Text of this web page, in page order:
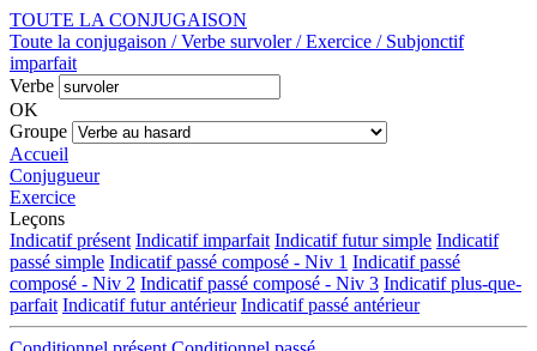
TOUTE LA CONJUGAISON
Toute la conjugaison / Verbe survoler / Exercice / Subjonctif
imparfait
Verbe
OK
Groupe
Accueil
Conjugueur
Exercice
Leçons
Indicatif présent Indicatif imparfait Indicatif futur simple Indicatif
passé simple Indicatif passé composé - Niv 1 Indicatif passé
composé - Niv 2 Indicatif passé composé - Niv 3 Indicatif plus-que-
parfait Indicatif futur antérieur Indicatif passé antérieur